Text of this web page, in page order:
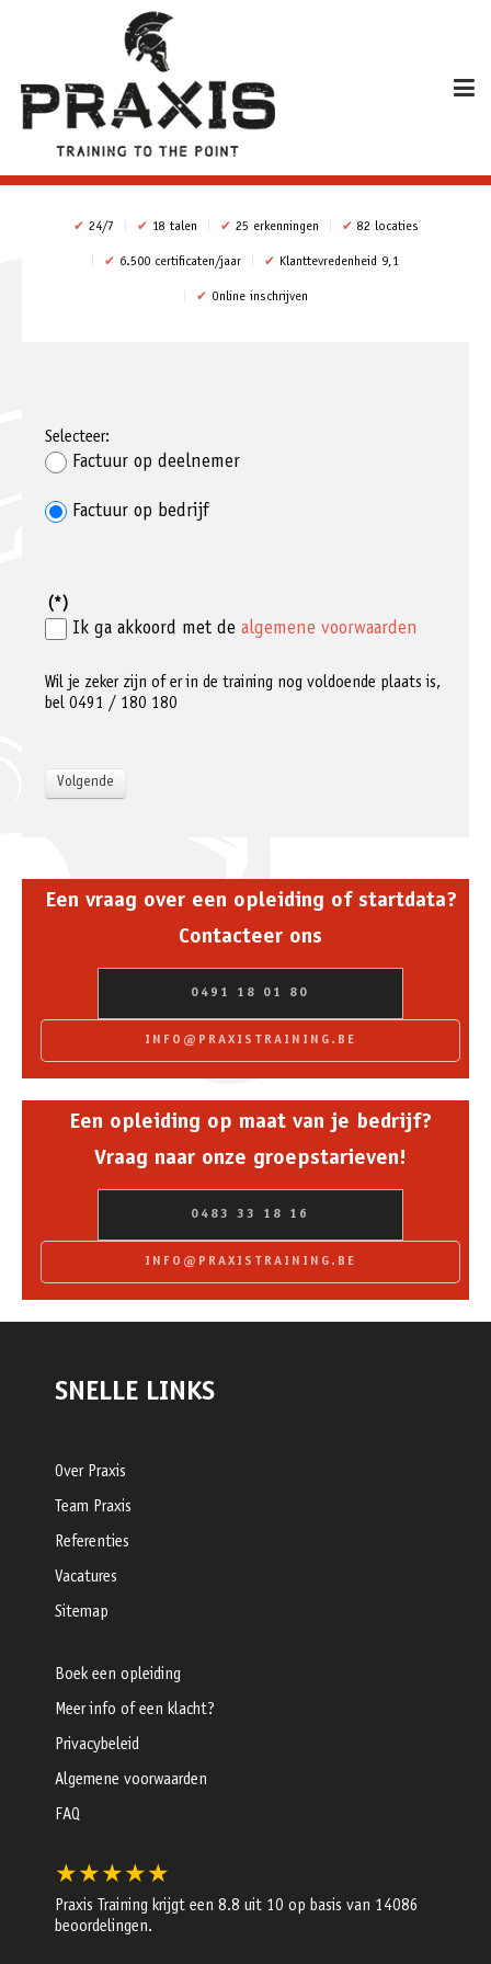
✔ 24/7 ✔ 18 talen ✔ 25 erkenningen ✔ 82 locaties
✔ 6.500 certificaten/jaar ✔ Klanttevredenheid 9,1
✔ Online inschrijven
Selecteer:
Factuur op deelnemer
Factuur op bedrijf
(*)
Ik ga akkoord met de algemene voorwaarden
Wil je zeker zijn of er in de training nog voldoende plaats is,
bel 0491 / 180 180
Een vraag over een opleiding of startdata?
Contacteer ons
0491 18 01 80
INFO@PRAXISTRAINING.BE
Een opleiding op maat van je bedrijf?
Vraag naar onze groepstarieven!
0483 33 18 16
INFO@PRAXISTRAINING.BE
SNELLE LINKS
Over Praxis
Team Praxis
Referenties
Vacatures
Sitemap
Boek een opleiding
Meer info of een klacht?
Privacybeleid
Algemene voorwaarden
FAQ
★★★★★
Praxis Training krijgt een 8.8 uit 10 op basis van 14086
beoordelingen.